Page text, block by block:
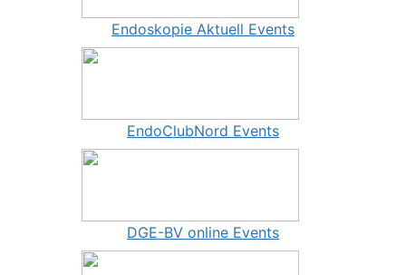
Endoskopie Aktuell Events
EndoClubNord Events
DGE-BV online Events